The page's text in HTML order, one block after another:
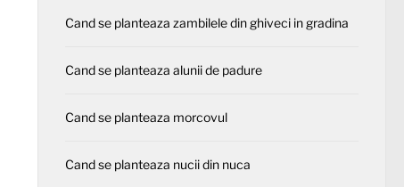
Cand se planteaza zambilele din ghiveci in gradina
Cand se planteaza alunii de padure
Cand se planteaza morcovul
Cand se planteaza nucii din nuca